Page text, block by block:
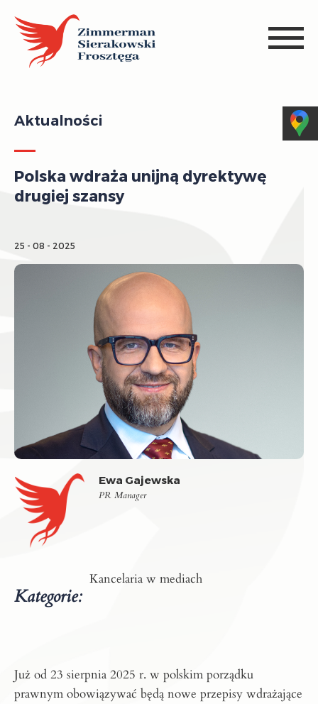
Aktualności
Polska wdraża unijną dyrektywę
drugiej szansy
25 - 08 - 2025
Ewa Gajewska
PR Manager
Kategorie:
Kancelaria w mediach
Już od 23 sierpnia 2025 r. w polskim porządku
prawnym obowiązywać będą nowe przepisy wdrażające